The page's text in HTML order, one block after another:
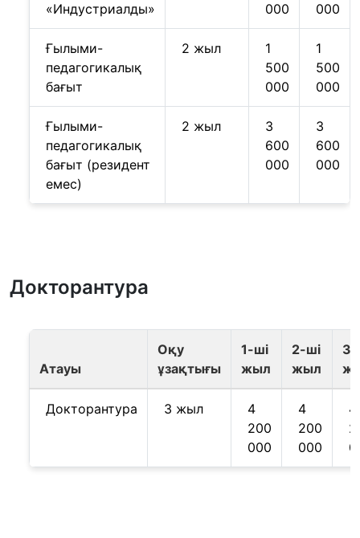
«Индустриалды»
000
000
Ғылыми-
педагогикалық
бағыт
2 жыл
1
500
000
1
500
000
Ғылыми-
педагогикалық
бағыт (резидент
емес)
2 жыл
3
600
000
3
600
000
Докторантура
Атауы
Оқу
ұзақтығы
1-ші
жыл
2-ші
жыл
3-
Докторантура 3 жыл
4
200
000
4
200
000
4